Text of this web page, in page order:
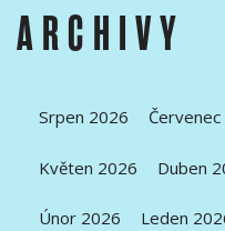
ARCHIVY
Srpen 2026
Květen 2026 Duben
Únor 2026 Leden